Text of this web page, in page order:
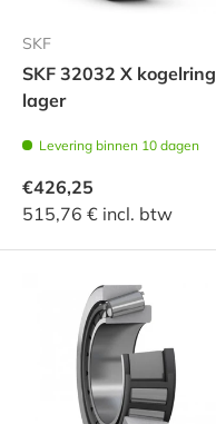
SKF
SKF 32032 X kogelring
lager
Levering binnen 10 dagen
€426,25
515,76 € incl. btw